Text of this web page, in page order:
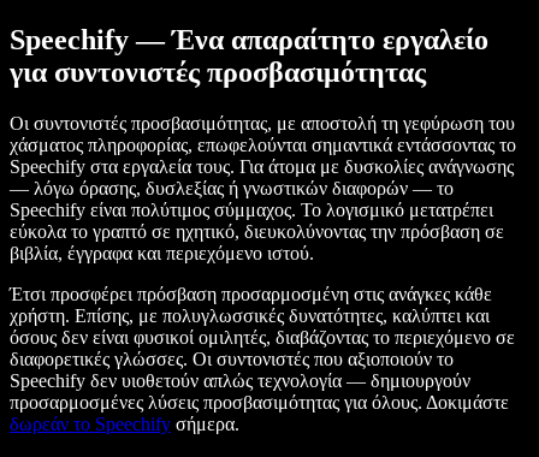
Speechify — Ένα απαραίτητο εργαλείο
για συντονιστές προσβασιμότητας
Οι συντονιστές προσβασιμότητας, με αποστολή τη γεφύρωση του
χάσματος πληροφορίας, επωφελούνται σημαντικά εντάσσοντας το
Speechify στα εργαλεία τους. Για άτομα με δυσκολίες ανάγνωσης
— λόγω όρασης, δυσλεξίας ή γνωστικών διαφορών — το
Speechify είναι πολύτιμος σύμμαχος. Το λογισμικό μετατρέπει
εύκολα το γραπτό σε ηχητικό, διευκολύνοντας την πρόσβαση σε
βιβλία, έγγραφα και περιεχόμενο ιστού.
Έτσι προσφέρει πρόσβαση προσαρμοσμένη στις ανάγκες κάθε
χρήστη. Επίσης, με πολυγλωσσικές δυνατότητες, καλύπτει και
όσους δεν είναι φυσικοί ομιλητές, διαβάζοντας το περιεχόμενο σε
διαφορετικές γλώσσες. Οι συντονιστές που αξιοποιούν το
Speechify δεν υιοθετούν απλώς τεχνολογία — δημιουργούν
προσαρμοσμένες λύσεις προσβασιμότητας για όλους. Δοκιμάστε
δωρεάν το Speechify σήμερα.